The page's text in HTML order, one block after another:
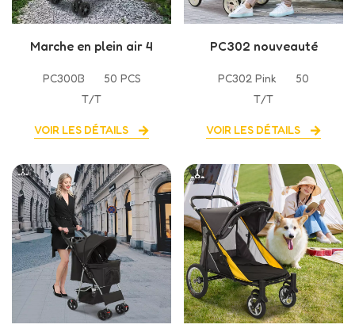
Marche en plein air 4
animaux de compagnie
poussette légère pour
animaux de compagnie
pour chat
PC300B
50 PCS
T/T
VOIR LES DÉTAILS
PC302 nouveauté
Buggy chien poussette
pour petits chiens
PC302 Pink
50
T/T
VOIR LES DÉTAILS